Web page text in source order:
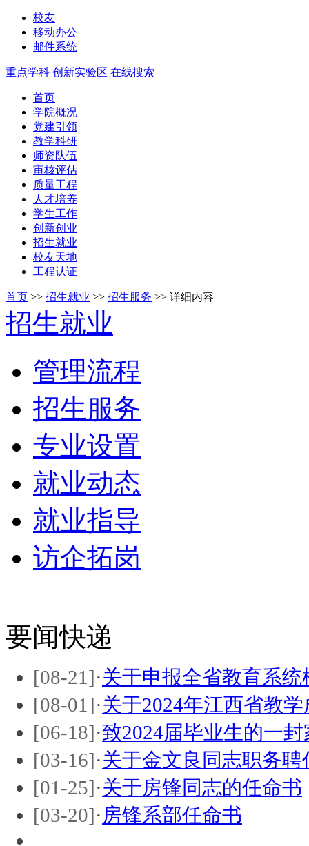
校友
移动办公
邮件系统
重点学科 创新实验区 在线搜索
首页
学院概况
党建引领
教学科研
师资队伍
审核评估
质量工程
人才培养
学生工作
创新创业
招生就业
校友天地
工程认证
首页 >> 招生就业 >> 招生服务 >> 详细内容
招生就业
管理流程
招生服务
专业设置
就业动态
就业指导
访企拓岗
要闻快递
[08-21]·关于申报全省教育系统
[08-01]·关于2024年江西省教
[06-18]·致2024届毕业生的一封
[03-16]·关于金文良同志职务聘
[01-25]·关于房锋同志的任命书
[03-20]· 房锋系部任命书